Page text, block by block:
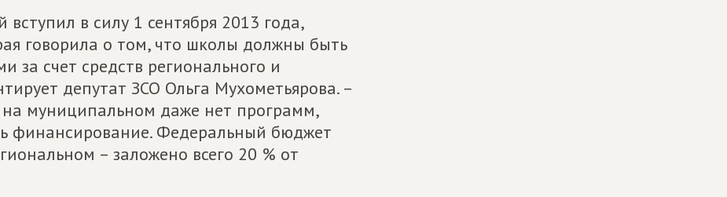
в силу 1 сентября 2013 года,
говорила о том, что школы должны быть
за счет средств регионального и
депутат ЗСО Ольга Мухометьярова. –
муниципальном даже нет программ,
финансирование. Федеральный бюджет
– заложено всего 20 % от